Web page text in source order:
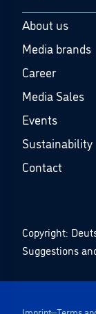
About us
Media brands
Career
Media Sales
Events
Sustainability
Contact
Copyright:
Suggestions